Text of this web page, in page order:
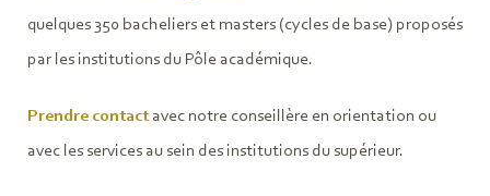
quelques 350 bacheliers et masters (cycles de base) proposés
par les institutions du Pôle académique.
Prendre contactavec notre conseillère en orientation ou
avec les services au sein des institutions du supérieur.